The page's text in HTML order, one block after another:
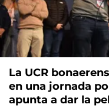
La UCR
en una jornada
apunta a dar la